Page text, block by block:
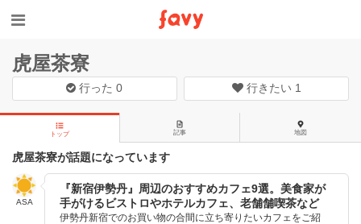
虎屋茶寮
行った0 行きたい 1
トップ 記事 地図
虎屋茶寮が話題になっています
ASA
『新宿伊勢丹』周辺のおすすめカフェ9選。美食家が
手がけるビストロやホテルカフェ、老舗舗喫茶など
伊勢丹新宿でのお買い物の合間に立ち寄りたいカフェをご紹